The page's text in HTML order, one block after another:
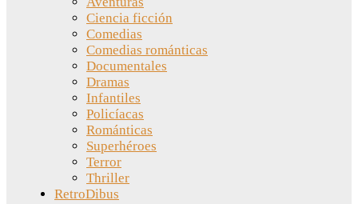
Ciencia ficción
Comedias
Comedias románticas
Documentales
Dramas
Infantiles
Policíacas
Románticas
Superhéroes
Terror
Thriller
RetroDibus